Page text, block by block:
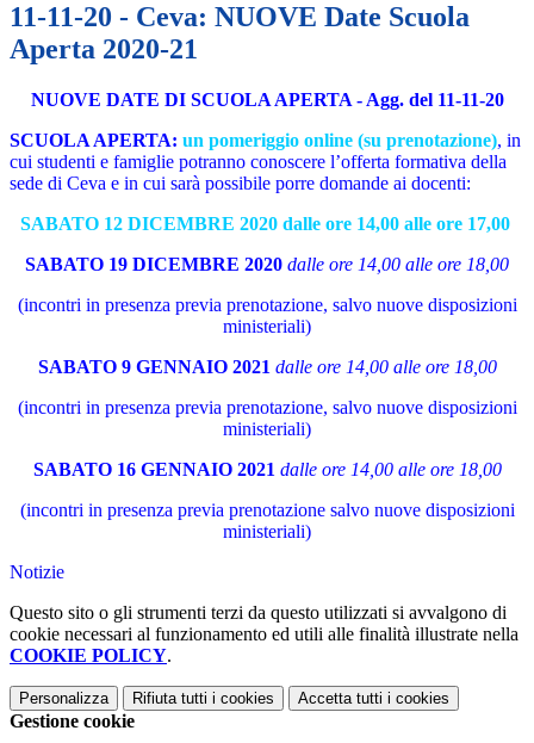
11-11-20 - Ceva: NUOVE Date Scuola
Aperta 2020-21
NUOVE DATE DI SCUOLA APERTA - Agg. del 11-11-20
SCUOLA APERTA: un pomeriggio online (su prenotazione), in
cui studenti e famiglie potranno conoscere l’offerta formativa della
sede di Ceva e in cui sarà possibile porre domande ai docenti:
SABATO 12 DICEMBRE 2020 dalle ore 14,00 alle ore 17,00
SABATO 19 DICEMBRE 2020 dalle ore 14,00 alle ore 18,00
(incontri in presenza previa prenotazione, salvo nuove disposizioni
ministeriali)
SABATO 9 GENNAIO 2021 dalle ore 14,00 alle ore 18,00
(incontri in presenza previa prenotazione, salvo nuove disposizioni
ministeriali)
SABATO 16 GENNAIO 2021 dalle ore 14,00 alle ore 18,00
(incontri in presenza previa prenotazione salvo nuove disposizioni
ministeriali)
Notizie
Questo sito o gli strumenti terzi da questo utilizzati si avvalgono di
cookie necessari al funzionamento ed utili alle finalità illustrate nella
COOKIE POLICY.
Personalizza Rifiuta tutti i cookies Accetta tutti i cookies
Gestione cookie